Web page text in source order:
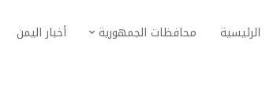
الرئيسية محافظات الجمهورية أخبار اليمن